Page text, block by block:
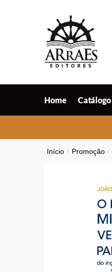
Home Catálogo
Início / Promoção /